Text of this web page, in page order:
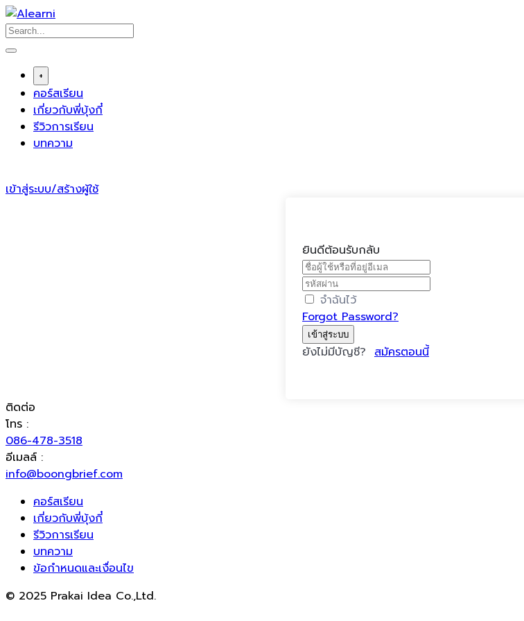
Skip
to
content
+
คอร์สเรียน
เกี่ยวกับพี่บุ้งกี๋
รีวิวการเรียน
บทความ
เข้าสู่ระบบ/สร้างผู้ใช้
ยินดีต้อนรับกลับ
จำฉันไว้
Forgot Password?
เข้าสู่ระบบ
ยังไม่มีบัญชี? สมัครตอนนี้
ติดต่อ
โทร :
086-478-3518
อีเมลล์ :
info@boongbrief.com
คอร์สเรียน
เกี่ยวกับพี่บุ้งกี๋
รีวิวการเรียน
บทความ
ข้อกำหนดและเงื่อนไข
© 2025 Prakai Idea Co.,Ltd.